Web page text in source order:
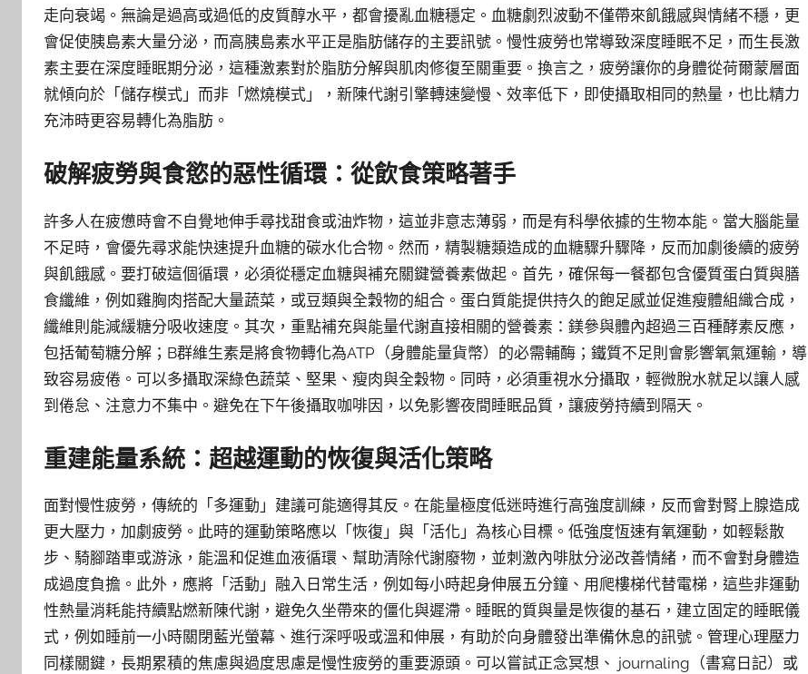
走向衰竭。無論是過高或過低的皮質醇水平，都會擾亂血糖穩定。血糖劇烈波動不僅帶來飢餓感與情緒不穩，更
會促使胰島素大量分泌，而高胰島素水平正是脂肪儲存的主要訊號。慢性疲勞也常導致深度睡眠不足，而生長激
素主要在深度睡眠期分泌，這種激素對於脂肪分解與肌肉修復至關重要。換言之，疲勞讓你的身體從荷爾蒙層面
就傾向於「儲存模式」而非「燃燒模式」，新陳代謝引擎轉速變慢、效率低下，即使攝取相同的熱量，也比精力
充沛時更容易轉化為脂肪。
破解疲勞與食慾的惡性循環：從飲食策略著手
許多人在疲憊時會不自覺地伸手尋找甜食或油炸物，這並非意志薄弱，而是有科學依據的生物本能。當大腦能量
不足時，會優先尋求能快速提升血糖的碳水化合物。然而，精製糖類造成的血糖驟升驟降，反而加劇後續的疲勞
與飢餓感。要打破這個循環，必須從穩定血糖與補充關鍵營養素做起。首先，確保每一餐都包含優質蛋白質與膳
食纖維，例如雞胸肉搭配大量蔬菜，或豆類與全穀物的組合。蛋白質能提供持久的飽足感並促進瘦體組織合成，
纖維則能減緩糖分吸收速度。其次，重點補充與能量代謝直接相關的營養素：鎂參與體內超過三百種酵素反應，
包括葡萄糖分解；B群維生素是將食物轉化為ATP（身體能量貨幣）的必需輔酶；鐵質不足則會影響氧氣運輸，導
致容易疲倦。可以多攝取深綠色蔬菜、堅果、瘦肉與全穀物。同時，必須重視水分攝取，輕微脫水就足以讓人感
到倦怠、注意力不集中。避免在下午後攝取咖啡因，以免影響夜間睡眠品質，讓疲勞持續到隔天。
重建能量系統：超越運動的恢復與活化策略
面對慢性疲勞，傳統的「多運動」建議可能適得其反。在能量極度低迷時進行高強度訓練，反而會對腎上腺造成
更大壓力，加劇疲勞。此時的運動策略應以「恢復」與「活化」為核心目標。低強度恆速有氧運動，如輕鬆散
步、騎腳踏車或游泳，能溫和促進血液循環、幫助清除代謝廢物，並刺激內啡肽分泌改善情緒，而不會對身體造
成過度負擔。此外，應將「活動」融入日常生活，例如每小時起身伸展五分鐘、用爬樓梯代替電梯，這些非運動
性熱量消耗能持續點燃新陳代謝，避免久坐帶來的僵化與遲滯。睡眠的質與量是恢復的基石，建立固定的睡眠儀
式，例如睡前一小時關閉藍光螢幕、進行深呼吸或溫和伸展，有助於向身體發出準備休息的訊號。管理心理壓力
同樣關鍵，長期累積的焦慮與過度思慮是慢性疲勞的重要源頭。可以嘗試正念冥想、 journaling（書寫日記）或